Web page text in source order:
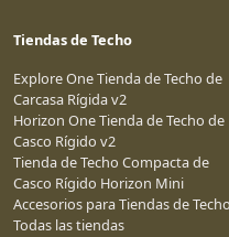
Tiendas de Techo
Explore One Tienda de Techo de
Carcasa Rígida v2
Horizon One Tienda de Techo de
Casco Rígido v2
Tienda de Techo Compacta de
Casco Rígido Horizon Mini
Accesorios para Tiendas de Techo
Todas las tiendas